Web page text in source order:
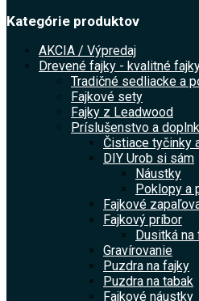
Kategórie produktov
AKCIA / Výpredaj
Drevené fajky - kvalitné
Tradičné sedliacke a
Fajkové sety
Fajky z Leadwood
Príslušenstvo a
Čistiace tyčinky
DIY Urob si sám
Náustky
Poklopy a
Fajkové
Fajkový príbor
Dusitká na
Gravírovanie
Puzdra na fajky
Puzdra na tabak
Fajkové náustky